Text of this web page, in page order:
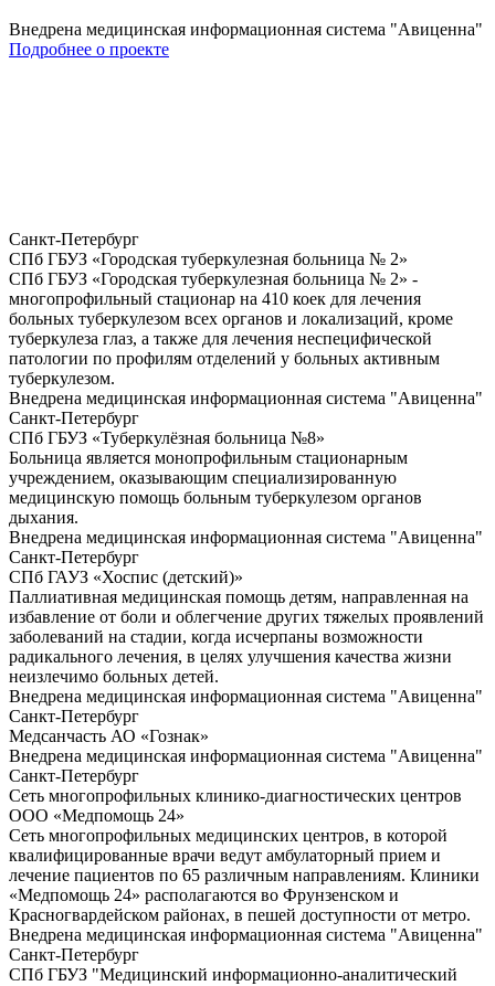
Внедрена медицинская информационная система "Авиценна"
Подробнее о проекте
Санкт-Петербург
СПб ГБУЗ «Городская туберкулезная больница № 2»
СПб ГБУЗ «Городская туберкулезная больница № 2» -
многопрофильный стационар на 410 коек для лечения
больных туберкулезом всех органов и локализаций, кроме
туберкулеза глаз, а также для лечения неспецифической
патологии по профилям отделений у больных активным
туберкулезом.
Внедрена медицинская информационная система "Авиценна"
Санкт-Петербург
СПб ГБУЗ «Туберкулёзная больница №8»
Больница является монопрофильным стационарным
учреждением, оказывающим специализированную
медицинскую помощь больным туберкулезом органов
дыхания.
Внедрена медицинская информационная система "Авиценна"
Санкт-Петербург
СПб ГАУЗ «Хоспис (детский)»
Паллиативная медицинская помощь детям, направленная на
избавление от боли и облегчение других тяжелых проявлений
заболеваний на стадии, когда исчерпаны возможности
радикального лечения, в целях улучшения качества жизни
неизлечимо больных детей.
Внедрена медицинская информационная система "Авиценна"
Санкт-Петербург
Медсанчасть АО «Гознак»
Внедрена медицинская информационная система "Авиценна"
Санкт-Петербург
Сеть многопрофильных клинико-диагностических центров
ООО «Медпомощь 24»
Сеть многопрофильных медицинских центров, в которой
квалифицированные врачи ведут амбулаторный прием и
лечение пациентов по 65 различным направлениям. Клиники
«Медпомощь 24» располагаются во Фрунзенском и
Красногвардейском районах, в пешей доступности от метро.
Внедрена медицинская информационная система "Авиценна"
Санкт-Петербург
СПб ГБУЗ "Медицинский информационно-аналитический